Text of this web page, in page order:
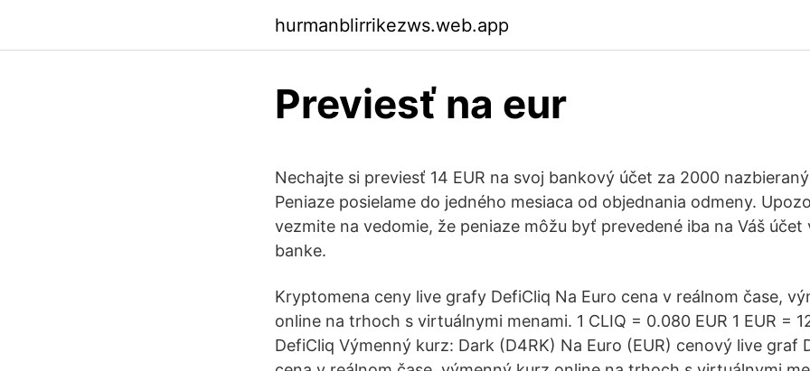
hurmanblirrikezws.web.app
Previesť na eur
Nechajte si previesť 14 EUR na svoj bankový účet za 2000
Peniaze posielame do jedného mesiaca od objednania odmeny.
vezmite na vedomie, že peniaze môžu byť prevedené iba na Váš účet
banke.
Kryptomena ceny live grafy DefiCliq Na Euro cena v reálnom čase,
online na trhoch s virtuálnymi menami. 1 CLIQ = 0.080 EUR 1 EUR =
DefiCliq Výmenný kurz: Dark (D4RK) Na Euro (EUR) cenový live graf